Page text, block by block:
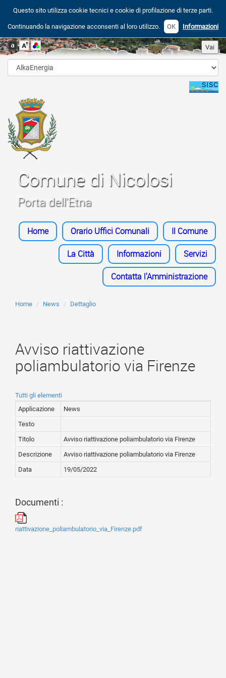
Questo sito utilizza cookie tecnici e cookie di profilazione di terze parti.
Continuando la navigazione acconsenti al loro utilizzo. OK Informazioni
Comune di Nicolosi
Porta dell'Etna
Home Orario Uffici Comunali Il Comune
La Città Informazioni Servizi
Contatta l'Amministrazione
Home News Dettaglio
Avviso riattivazione
poliambulatorio via Firenze
Tutti gli elementi
Applicazione
News
Testo
Titolo
Avviso riattivazione poliambulatorio via Firenze
Descrizione
Avviso riattivazione poliambulatorio via Firenze
Data
19/05/2022
Documenti :
riattivazione_poliambulatorio_via_Firenze.pdf